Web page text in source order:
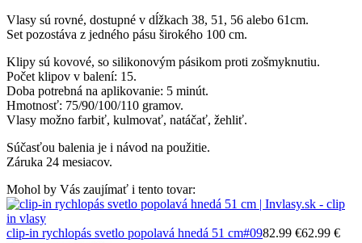
Vlasy sú rovné, dostupné v dĺžkach 38, 51, 56 alebo 61cm.
Set pozostáva z jedného pásu širokého 100 cm.
Klipy sú kovové, so silikonovým pásikom proti zošmyknutiu.
Počet klipov v balení: 15.
Doba potrebná na aplikovanie: 5 minút.
Hmotnosť: 75/90/100/110 gramov.
Vlasy možno farbiť, kulmovať, natáčať, žehliť.
Súčasťou balenia je i návod na použitie.
Záruka 24 mesiacov.
Mohol by Vás zaujímať i tento tovar:
clip-in rychlopás svetlo popolavá hnedá 51 cm#0982.99 €62.99 €